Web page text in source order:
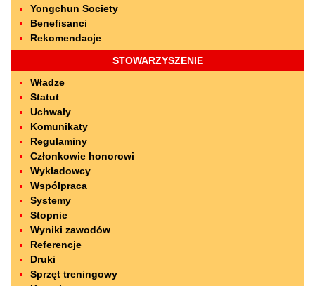
Yongchun Society
Benefisanci
Rekomendacje
STOWARZYSZENIE
Władze
Statut
Uchwały
Komunikaty
Regulaminy
Członkowie honorowi
Wykładowcy
Współpraca
Systemy
Stopnie
Wyniki zawodów
Referencje
Druki
Sprzęt treningowy